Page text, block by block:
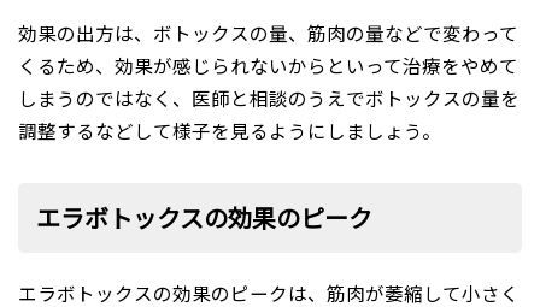
効果の出方は、ボトックスの量、筋肉の量などで変わって
くるため、効果が感じられないからといって治療をやめて
しまうのではなく、医師と相談のうえでボトックスの量を
調整するなどして様子を見るようにしましょう。
エラボトックスの効果のピーク
エラボトックスの効果のピークは、筋肉が萎縮して小さく